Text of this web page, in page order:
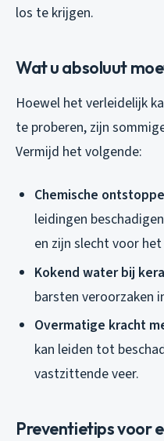
los te krijgen.
Wat u absoluut
Hoewel het verleidelijk
te proberen, zijn
Vermijd het volgende:
Chemische
leidingen
en zijn slecht voor
Kokend water bij
barsten veroorzaken
Overmatige kracht
kan leiden tot
vastzittende veer.
Preventietips voor